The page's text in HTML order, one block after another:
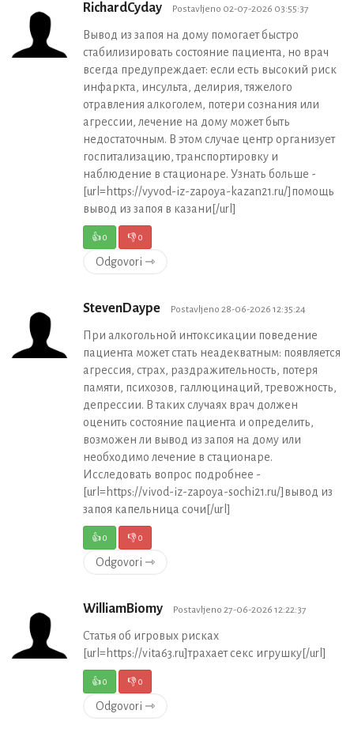
RichardCyday Postavljeno 02-07-2026 03:55:37
Вывод из запоя на дому помогает быстро
стабилизировать состояние пациента, но врач
всегда предупреждает: если есть высокий риск
инфаркта, инсульта, делирия, тяжелого
отравления алкоголем, потери сознания или
агрессии, лечение на дому может быть
недостаточным. В этом случае центр организует
госпитализацию, транспортировку и
наблюдение в стационаре. Узнать больше -
[url=https://vyvod-iz-zapoya-kazan21.ru/]помощь
вывод из запоя в казани[/url]
👍0 👎0
Odgovori ⇾
StevenDaype Postavljeno 28-06-2026 12:35:24
При алкогольной интоксикации поведение
пациента может стать неадекватным: появляется
агрессия, страх, раздражительность, потеря
памяти, психозов, галлюцинаций, тревожность,
депрессии. В таких случаях врач должен
оценить состояние пациента и определить,
возможен ли вывод из запоя на дому или
необходимо лечение в стационаре.
Исследовать вопрос подробнее -
[url=https://vivod-iz-zapoya-sochi21.ru/]вывод из
запоя капельница сочи[/url]
👍0 👎0
Odgovori ⇾
WilliamBiomy Postavljeno 27-06-2026 12:22:37
Статья об игровых рисках
[url=https://vita63.ru]трахает секс игрушку[/url]
👍0 👎0
Odgovori ⇾